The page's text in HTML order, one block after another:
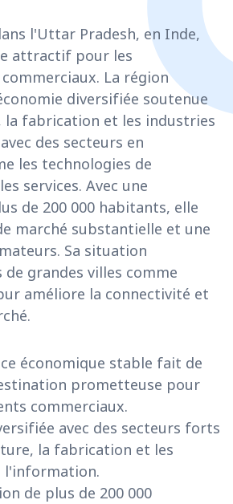
l'Uttar Pradesh, en Inde,
attractif pour les
La région
diversifiée soutenue
la fabrication et les industries
des secteurs en
les technologies de
services. Avec une
de 200 000 habitants, elle
marché substantielle et une
Sa situation
grandes villes comme
améliore la connectivité et
économique stable fait de
prometteuse pour
commerciaux.
avec des secteurs forts
la fabrication et les
l'information.
de plus de 200 000